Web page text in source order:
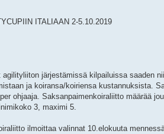
ITALIAAN 2-5.10.2019
järjestämissä kilpailuissa saaden
ja koiransa/koiriensa kustannuksista.
ohjaaja. Saksanpaimenkoiraliitto määrää
3, maximi 5.
ilmoittaa valinnat 10.elokuuta